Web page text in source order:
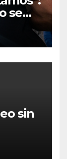
se
exige
sin